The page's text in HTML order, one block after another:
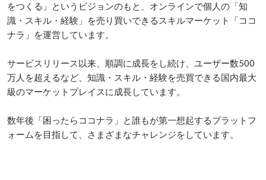
をつくる」というビジョンのもと、オンラインで個人の「知
識・スキル・経験」を売り買いできるスキルマーケット「ココ
ナラ」を運営しています。
サービスリリース以来、順調に成長をし続け、ユーザー数500
万人を超えるなど、知識・スキル・経験を売買できる国内最大
級のマーケットプレイスに成長しています。
数年後「困ったらココナラ」と誰もが第一想起するプラットフ
ォームを目指して、さまざまなチャレンジをしています。